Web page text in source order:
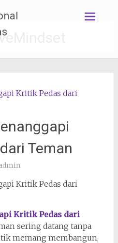
Teman
Kritik Pedas dari
sering datang tanpa
memang membangun,